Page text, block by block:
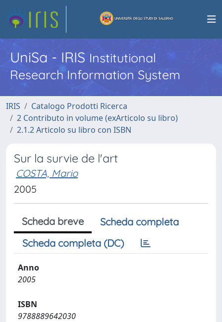
UniSa - IRISInstitutional
Research Information System
IRIS
Catalogo Prodotti Ricerca
2 Contributo in volume (exArticolo su libro)
2.1.2 Articolo su libro con ISBN
Sur la survie de l'art
COSTA, Mario
2005
Scheda breve
Scheda completa
Scheda completa (DC)
Anno
2005
ISBN
9788889642030